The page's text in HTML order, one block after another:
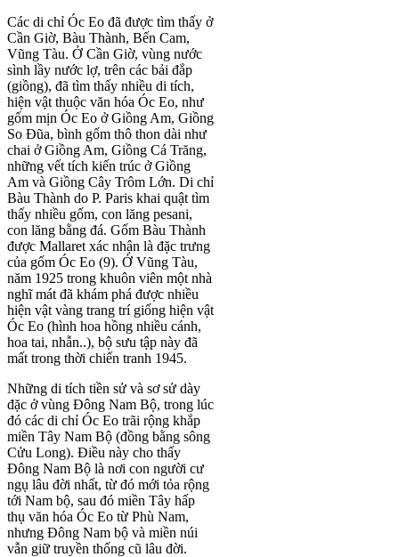
Các di chỉ Óc Eo đã được tìm thấy ở
Cần Giờ, Bàu Thành, Bến Cam,
Vũng Tàu. Ở Cần Giờ, vùng nước
sình lầy nước lợ, trên các bải đắp
(giồng), đã tìm thấy nhiều di tích,
hiện vật thuộc văn hóa Óc Eo, như
gốm mịn Óc Eo ở Giồng Am, Giồng
So Đũa, bình gốm thô thon dài như
chai ở Giồng Am, Giồng Cá Trăng,
những vết tích kiến trúc ở Giồng
Am và Giồng Cây Trôm Lớn. Di chỉ
Bàu Thành do P. Paris khai quật tìm
thấy nhiều gốm, con lăng pesani,
con lăng bằng đá. Gốm Bàu Thành
được Mallaret xác nhận là đặc trưng
của gốm Óc Eo (9). Ở Vũng Tàu,
năm 1925 trong khuôn viên một nhà
nghĩ mát đã khám phá được nhiều
hiện vật vàng trang trí giống hiện vật
Óc Eo (hình hoa hồng nhiều cánh,
hoa tai, nhẫn..), bộ sưu tập này đã
mất trong thời chiến tranh 1945.
Những di tích tiền sử và sơ sử dày
đặc ở vùng Đông Nam Bộ, trong lúc
đó các di chỉ Óc Eo trãi rộng khắp
miền Tây Nam Bộ (đồng bằng sông
Cửu Long). Điều này cho thấy
Đông Nam Bộ là nơi con người cư
ngụ lâu đời nhất, từ đó mới tỏa rộng
tới Nam bộ, sau đó miền Tây hấp
thụ văn hóa Óc Eo từ Phù Nam,
nhưng Đông Nam bộ và miền núi
vẫn giữ truyền thống cũ lâu đời.